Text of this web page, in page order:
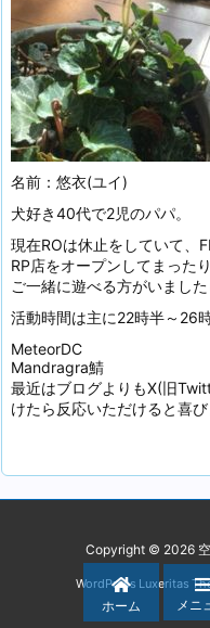
名前：悠衣(ユイ)
犬好き40代で2児のパパ。
現在ROは休止をしていて、
RP店をオープンしてまった
ご一緒に遊べる方がいまし
活動時間は主に22時半～26
MeteorDC
Mandragra鯖
最近はブログよりもX(旧
けたら反応いただけると喜
Copyright © 2026
WordPress Luxeritas
ホーム メニ